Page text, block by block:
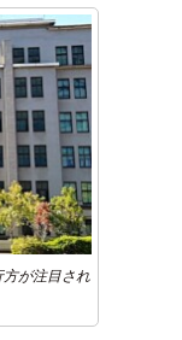
方が注目され